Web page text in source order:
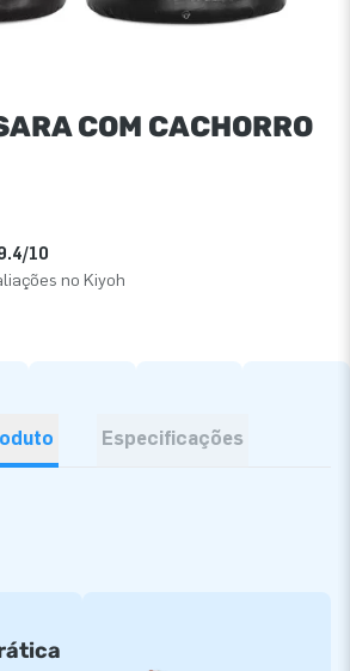
COM CACHORRO
10
no Kiyoh
Especificações